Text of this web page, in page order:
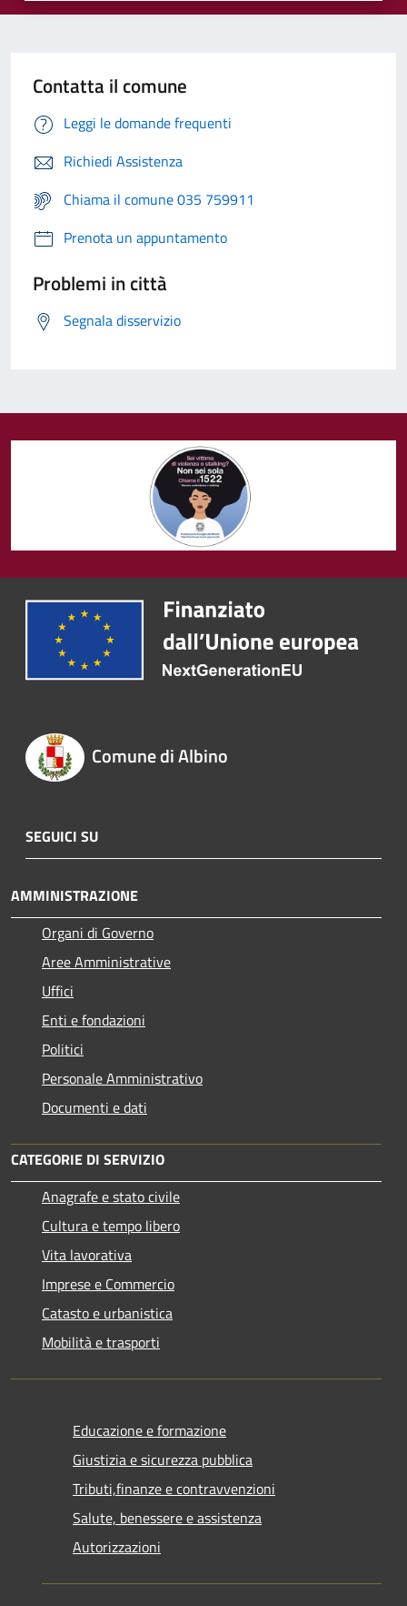
Contatta il comune
Leggi le domande frequenti
Richiedi Assistenza
Chiama il comune 035 759911
Prenota un appuntamento
Problemi in città
Segnala disservizio
Comune di Albino
SEGUICI SU
AMMINISTRAZIONE
Organi di Governo
Aree Amministrative
Uffici
Enti e fondazioni
Politici
Personale Amministrativo
Documenti e dati
CATEGORIE DI SERVIZIO
Anagrafe e stato civile
Cultura e tempo libero
Vita lavorativa
Imprese e Commercio
Catasto e urbanistica
Mobilità e trasporti
Educazione e formazione
Giustizia e sicurezza pubblica
Tributi,finanze e contravvenzioni
Salute, benessere e assistenza
Autorizzazioni